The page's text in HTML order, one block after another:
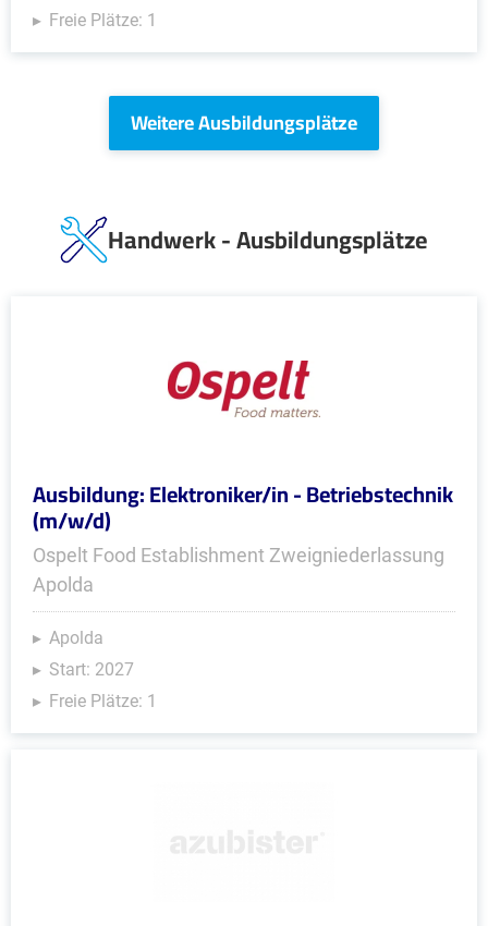
Freie Plätze: 1
Weitere Ausbildungsplätze
Handwerk - Ausbildungsplätze
Ausbildung: Elektroniker/in - Betriebstechnik
(m/w/d)
Ospelt Food Establishment Zweigniederlassung
Apolda
Apolda
Start: 2027
Freie Plätze: 1